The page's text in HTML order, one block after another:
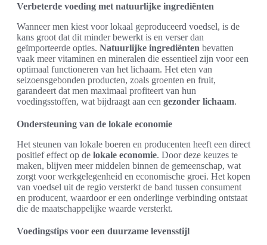
Verbeterde voeding met natuurlijke ingrediënten
Wanneer men kiest voor lokaal geproduceerd voedsel, is de
kans groot dat dit minder bewerkt is en verser dan
geïmporteerde opties. Natuurlijke ingrediënten bevatten
vaak meer vitaminen en mineralen die essentieel zijn voor een
optimaal functioneren van het lichaam. Het eten van
seizoensgebonden producten, zoals groenten en fruit,
garandeert dat men maximaal profiteert van hun
voedingsstoffen, wat bijdraagt aan een gezonder lichaam.
Ondersteuning van de lokale economie
Het steunen van lokale boeren en producenten heeft een direct
positief effect op de lokale economie. Door deze keuzes te
maken, blijven meer middelen binnen de gemeenschap, wat
zorgt voor werkgelegenheid en economische groei. Het kopen
van voedsel uit de regio versterkt de band tussen consument
en producent, waardoor er een onderlinge verbinding ontstaat
die de maatschappelijke waarde versterkt.
Voedingstips voor een duurzame levensstijl